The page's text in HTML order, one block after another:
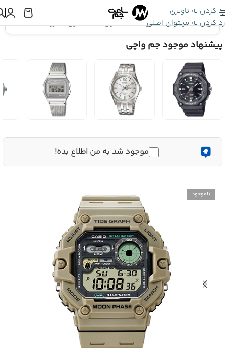
رد کردن به ناوبری
رد کردن به محتوای اصلی
اینجا هستید:همه محصولات ساعت مچی»ساعت مچی کاسیو CASIO WS-1700H-5AV
پیشنهاد موجود جم واچی
موجود شد به من اطلاع بده!
ناموجود